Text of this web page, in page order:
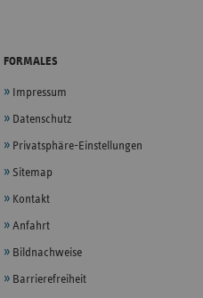
FORMALES
Impressum
Datenschutz
Privatsphäre-Einstellungen
Sitemap
Kontakt
Anfahrt
Bildnachweise
Barrierefreiheit